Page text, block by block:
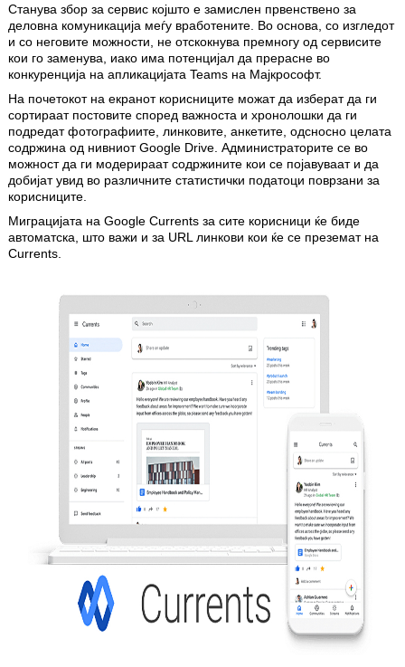
Станува збор за сервис којшто е замислен првенствено за
деловна комуникација меѓу вработените. Во основа, со изгледот
и со неговите можности, не отскокнува премногу од сервисите
кои го заменува, иако има потенцијал да прерасне во
конкуренција на апликацијата Teams на Мајкрософт.
На почетокот на екранот корисниците можат да изберат да ги
сортираат постовите според важноста и хронолошки да ги
подредат фотографиите, линковите, анкетите, одсносно целата
содржина од нивниот Google Drive. Администраторите се во
можност да ги модерираат содржините кои се појавуваат и да
добијат увид во различните статистички податоци поврзани за
корисниците.
Миграцијата на Google Currents за сите корисници ќе биде
автоматска, што важи и за URL линкови кои ќе се преземат на
Currents.